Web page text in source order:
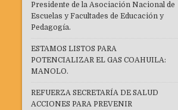
Presidente de la Asociación Nacional de
Escuelas y Facultades de Educación y
Pedagogía.
ESTAMOS LISTOS PARA
POTENCIALIZAR EL GAS COAHUILA:
MANOLO.
REFUERZA SECRETARÍA DE SALUD
ACCIONES PARA PREVENIR